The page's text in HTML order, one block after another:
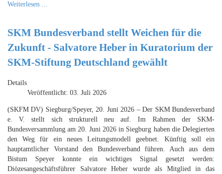
Weiterlesen ...
SKM Bundesverband stellt Weichen für die
Zukunft - Salvatore Heber in Kuratorium der
SKM-Stiftung Deutschland gewählt
Details
Veröffentlicht: 03. Juli 2026
(SKFM DV) Siegburg/Speyer, 20. Juni 2026 – Der SKM Bundesverband
e. V. stellt sich strukturell neu auf. Im Rahmen der SKM-
Bundesversammlung am 20. Juni 2026 in Siegburg haben die Delegierten
den Weg für ein neues Leitungsmodell geebnet. Künftig soll ein
hauptamtlicher Vorstand den Bundesverband führen. Auch aus dem
Bistum Speyer konnte ein wichtiges Signal gesetzt werden:
Diözesangeschäftsführer Salvatore Heber wurde als Mitglied in das